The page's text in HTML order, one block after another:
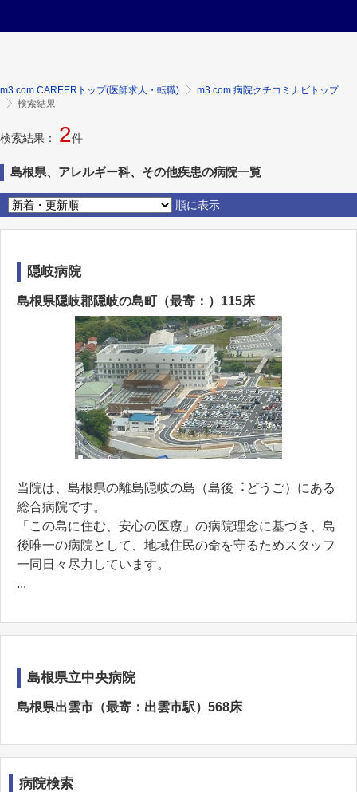
m3.com CAREERトップ(医師求人・転職)
m3.com 病院クチコミナビトップ
検索結果
検索結果： 2件
島根県、アレルギー科、その他疾患の病院一覧
順に表示
隠岐病院
島根県隠岐郡隠岐の島町（最寄：）115床
当院は、島根県の離島隠岐の島（島後︓どうご）にある
総合病院です。
「この島に住む、安⼼の医療」の病院理念に基づき、島
後唯⼀の病院として、地域住⺠の命を守るためスタッフ
⼀同⽇々尽⼒しています。
...
島根県立中央病院
島根県出雲市（最寄：出雲市駅）568床
病院検索